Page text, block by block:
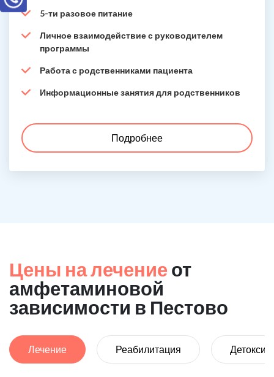
5-ти разовое питание
Личное взаимодействие с руководителем
программы
Работа с родственниками пациента
Информационные занятия для родственников
Подробнее
Цены на лечение от
амфетаминовой
зависимости в Пестово
Лечение Реабилитация